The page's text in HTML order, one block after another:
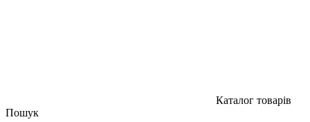
Каталог товарів
Пошук